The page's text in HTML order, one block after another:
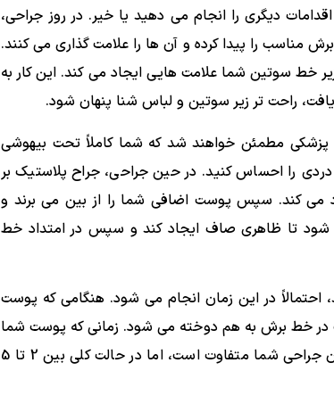
دیگری را انجام می دهید یا خیر. در روز جراحی،
مناسب را پیدا کرده و آن ها را علامت گذاری می کنند.
خط سوتین شما علامت هایی ایجاد می کند. این کار به
راحت تر زیر سوتین و لباس شنا پنهان شود.
مطمئن خواهند شد که شما کاملاً تحت بیهوشی
را احساس کنید. در حین جراحی، جراح پلاستیک بر
می کند. سپس پوست اضافی شما را از بین می برند و
شود تا ظاهری صاف ایجاد کند و سپس در امتداد خط
احتمالاً در این زمان انجام می شود. هنگامی که پوست
خط برش به هم دوخته می شود. زمانی که پوست شما
کاملاً به هم دوخته شد، بانداژ اعمال می شود. کل زمان جراحی شما متفاوت است، اما در حالت کلی بین 2 تا 5